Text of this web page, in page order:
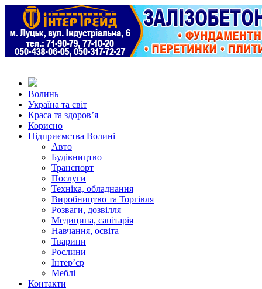
Волинь
Україна та світ
Краса та здоров’я
Корисно
Підприємства Волині
Авто
Будівництво
Транспорт
Послуги
Техніка, обладнання
Виробництво та Торгівля
Розваги, дозвілля
Медицина, санітарія
Навчання, освіта
Тварини
Рослини
Інтер’єр
Меблі
Контакти